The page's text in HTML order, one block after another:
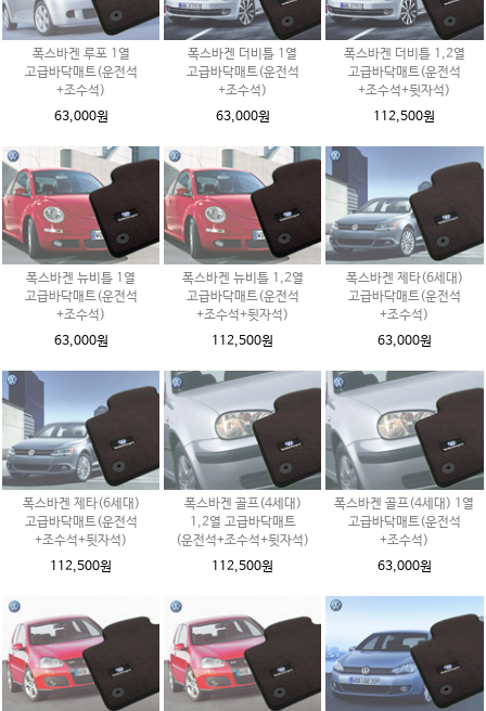
폭스바겐 루포 1열
고급바닥매트(운전석
+조수석)
63,000원
폭스바겐 더비틀 1열
고급바닥매트(운전석
+조수석)
63,000원
폭스바겐 더비틀 1,2열
고급바닥매트(운전석
+조수석+뒷자석)
112,500원
폭스바겐 뉴비틀 1열
고급바닥매트(운전석
+조수석)
63,000원
폭스바겐 뉴비틀 1,2열
고급바닥매트(운전석
+조수석+뒷자석)
112,500원
폭스바겐 제타(6세대)
고급바닥매트(운전석
+조수석)
63,000원
폭스바겐 제타(6세대)
고급바닥매트(운전석
+조수석+뒷자석)
112,500원
폭스바겐 골프(4세대)
1,2열 고급바닥매트
(운전석+조수석+뒷자석)
112,500원
폭스바겐 골프(4세대) 1열
고급바닥매트(운전석
+조수석)
63,000원